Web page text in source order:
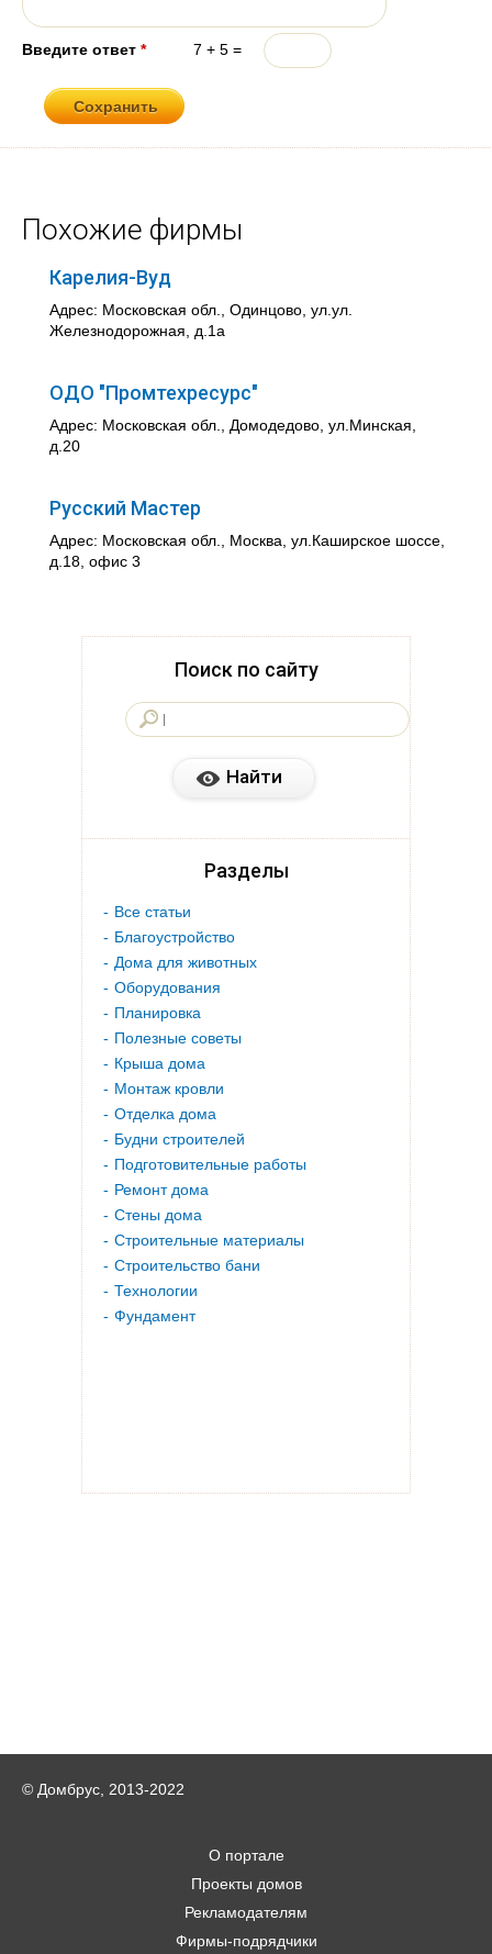
Введите ответ * 7 + 5 =
Похожие фирмы
Карелия-Вуд
Адрес: Московская обл., Одинцово, ул.ул.
Железнодорожная, д.1а
ОДО "Промтехресурс"
Адрес: Московская обл., Домодедово, ул.Минская,
д.20
Русский Мастер
Адрес: Московская обл., Москва, ул.Каширское шоссе,
д.18, офис 3
Поиск по сайту
Разделы
Все статьи
Благоустройство
Дома для животных
Оборудования
Планировка
Полезные советы
Крыша дома
Монтаж кровли
Отделка дома
Будни строителей
Подготовительные работы
Ремонт дома
Стены дома
Строительные материалы
Строительство бани
Технологии
Фундамент
© Домбрус, 2013-2022
О портале
Проекты домов
Рекламодателям
Фирмы-подрядчики